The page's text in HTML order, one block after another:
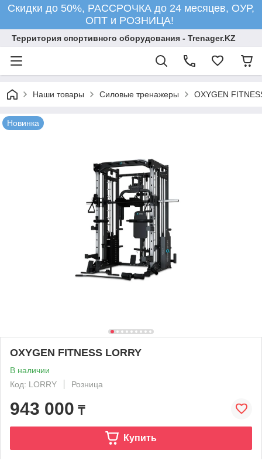
Скидки до 50%, РАССРОЧКА до 24 месяцев, ОУР,
ОПТ и РОЗНИЦА!
Территория спортивного оборудования - Trenager.KZ
Наши товары Силовые тренажеры OXYGEN
Новинка
OXYGEN FITNESS LORRY
В наличии
Код: LORRY
Розница
943 000 ₸
Купить